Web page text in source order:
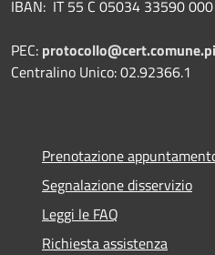
IBAN: IT 55 C 05034 33590
PEC:
Centralino Unico: 02.92366.1
Prenotazione
Segnalazione disservizio
Leggi le FAQ
Richiesta assistenza